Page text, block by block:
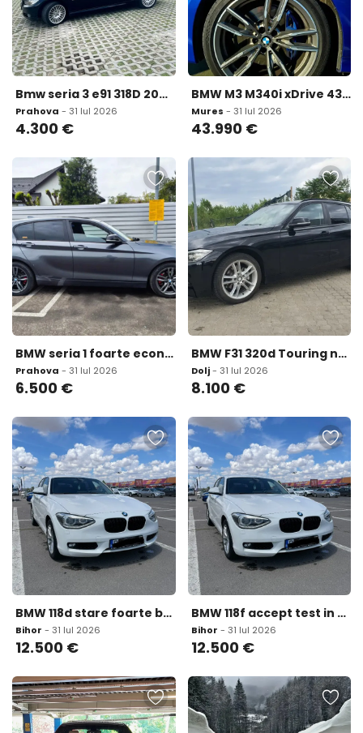
Bmw seria 3 e91 318D 2009 4 300 eur
Prahova - 31 Iul 2026
4.300 €
BMW M3 M340i xDrive 43 990 eur
Mures - 31 Iul 2026
43.990 €
BMW seria 1 foarte economic 6 500 eur
Prahova - 31 Iul 2026
6.500 €
BMW F31 320d Touring ndash 2012 ndash 2 0 8 100 eur
Dolj- 31 Iul 2026
8.100 €
BMW 118d stare foarte buna 12 500 eur
Bihor - 31 Iul 2026
12.500 €
BMW 118f accept test in service autorizat 12 500 eur
Bihor - 31 Iul 2026
12.500 €